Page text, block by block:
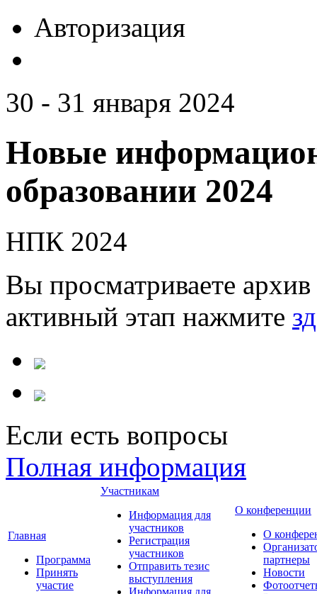
Авторизация
30 - 31 января 2024
Новые
образовании 2024
НПК 2024
Вы просматриваете
активный этап нажмите
Если есть вопросы
Полная информация
Главная
Программа
Принять
участие
Участникам
Информация для
участников
Регистрация
участников
Отправить тезис
выступления
Информация для
О конференции
О
партнеры
Новости